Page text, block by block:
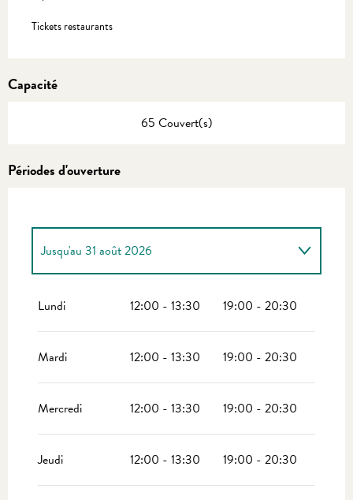
Tickets restaurants
Capacité
65 Couvert(s)
Périodes d'ouverture
1 avril 2026 au30 juin 2026
Jusqu'au 31 août 2026
Du1 novembre 2026au31 décembre 2026
Lundi 12:00 - 13:30 19:00 - 20:30
Mardi 12:00 - 13:30 19:00 - 20:30
Mercredi 12:00 - 13:30 19:00 - 20:30
Jeudi 12:00 - 13:30 19:00 - 20:30